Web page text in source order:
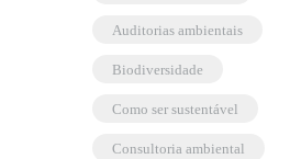
auditorias ambientais
biodiversidade
como ser sustentável
consultoria ambiental